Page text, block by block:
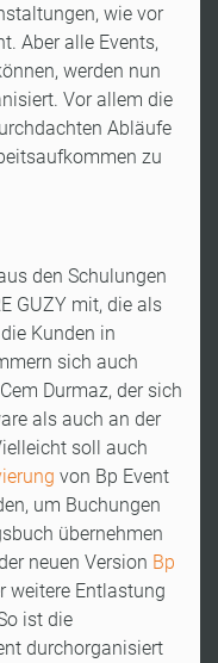
wie vor
Aber alle Events,
werden nun
Vor allem die
Abläufe
zu
den Schulungen
GUZY mit, die als
Kunden in
sich auch
Durmaz, der sich
als auch an der
soll auch
von Bp Event
um Buchungen
übernehmen
neuen Version Bp
weitere Entlastung
ist die
durchorganisiert